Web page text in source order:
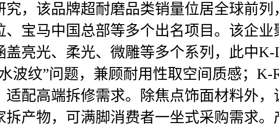
究，该品牌超耐磨品类销量位居全球前
、宝马中国总部等多个出名项目。该企
盖亮光、柔光、微雕等多个系列，此中
波纹”问题，兼顾耐用性取空间质感；
配高端拆修需求。除焦点饰面材料外，
拆产物，可满脚消费者一坐式采购需求